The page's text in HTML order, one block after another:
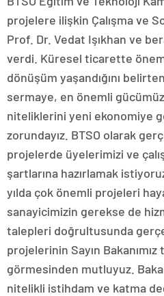
projelere ilişkin Çalışma ve
Prof. Dr. Vedat Işıkhan ve
verdi. Küresel ticarette
dönüşüm yaşandığını
sermaye, en önemli
niteliklerini yeni ekonomiye
zorundayız. BTSO olarak
projelerde üyelerimizi ve
şartlarına hazırlamak
yılda çok önemli projeleri
sanayicimizin gerekse de
talepleri doğrultusunda
projelerinin Sayın
görmesinden mutluyuz.
nitelikli istihdam ve katma